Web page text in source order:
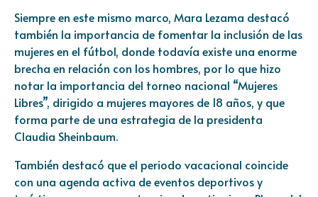
Siempre en este mismo marco, Mara Lezama destacó
también la importancia de fomentar la inclusión de las
mujeres en el fútbol, donde todavía existe una enorme
brecha en relación con los hombres, por lo que hizo
notar la importancia del torneo nacional “Mujeres
Libres”, dirigido a mujeres mayores de 18 años, y que
forma parte de una estrategia de la presidenta
Claudia Sheinbaum.
También destacó que el periodo vacacional coincide
con una agenda activa de eventos deportivos y